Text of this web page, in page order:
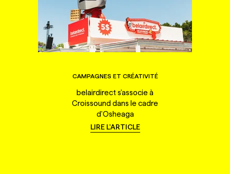
CAMPAGNES ET CRÉATIVITÉ
belairdirect s'associe à
Croissound dans le cadre
d'Osheaga
LIRE L'ARTICLE